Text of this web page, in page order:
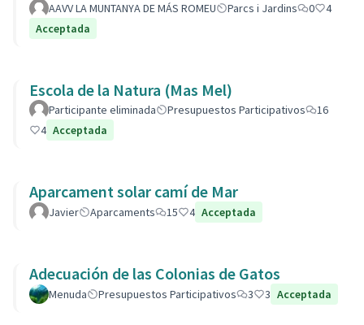
AAVV LA MUNTANYA DE MÁS ROMEU Parcs i Jardins 0
4
Acceptada
Escola de la Natura (Mas Mel)
Participante eliminada Presupuestos Participativos
16
4 Acceptada
Aparcament solar camí de Mar
Javier Aparcaments 15 4 Acceptada
Adecuación de las Colonias de Gatos
Menuda Presupuestos Participativos 3 3 Acceptada